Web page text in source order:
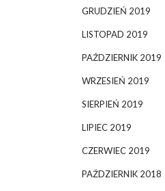
GRUDZIEŃ 2019
LISTOPAD 2019
PAŹDZIERNIK 2019
WRZESIEŃ 2019
SIERPIEŃ 2019
LIPIEC 2019
CZERWIEC 2019
PAŹDZIERNIK 2018